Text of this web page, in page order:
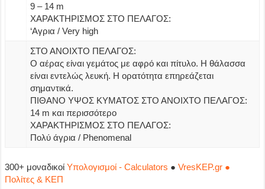
9 – 14 m
ΧΑΡΑΚΤΗΡΙΣΜΟΣ ΣΤΟ ΠΕΛΑΓΟΣ:
‘Αγρια / Very high
ΣΤΟ ΑΝΟΙΧΤΟ ΠΕΛΑΓΟΣ:
Ο αέρας είναι γεμάτος με αφρό και πίτυλο. Η θάλασσα
είναι εντελώς λευκή. Η ορατότητα επηρεάζεται
σημαντικά.
ΠΙΘΑΝΟ ΥΨΟΣ ΚΥΜΑΤΟΣ ΣΤΟ ΑΝΟΙΧΤΟ ΠΕΛΑΓΟΣ:
14 m και περισσότερο
ΧΑΡΑΚΤΗΡΙΣΜΟΣ ΣΤΟ ΠΕΛΑΓΟΣ:
Πολύ άγρια / Phenomenal
300+ μοναδικοίΥπολογισμοί - Calculators ●VresKEP.gr ●
Πολίτες & ΚΕΠ